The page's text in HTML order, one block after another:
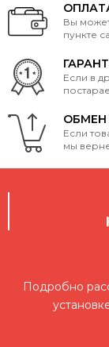
Вы
пункте
Если в
ОБМЕН
Если
мы
Подробно